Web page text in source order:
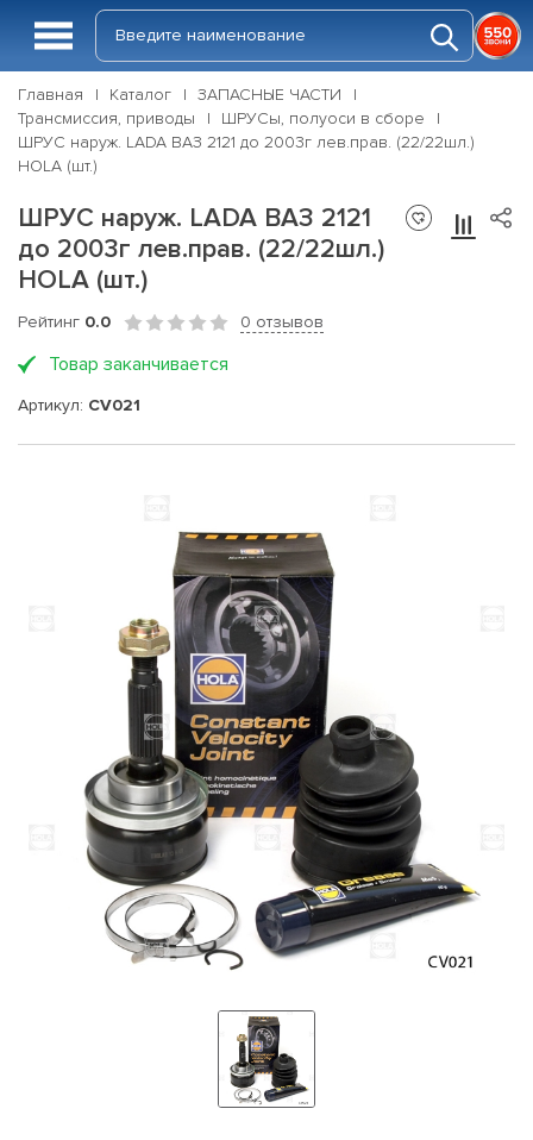
Главная Каталог
ЗАПАСНЫЕ ЧАСТИ
Трансмиссия, приводы
ШРУСы, полуоси в сборе
ШРУС наруж. LADA ВАЗ 2121 до 2003г лев.прав. (22/22шл.)
HOLA (шт.)
ШРУС наруж. LADA ВАЗ 2121
до 2003г лев.прав. (22/22шл.)
HOLA (шт.)
Рейтинг 0.0 0 отзывов
Товар заканчивается
Артикул: CV021